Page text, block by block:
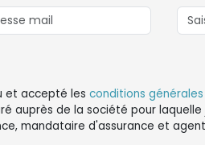
et accepté les conditions
auprès de la société pour
mandataire d'assurance et